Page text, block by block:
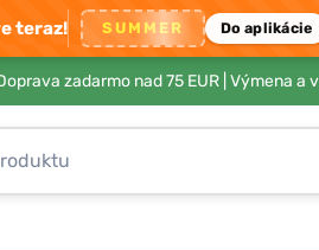
teraz! SUMMER Do aplikácie
zadarmo nad 75 EUR | Výmena a